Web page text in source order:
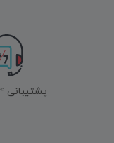
پشتیبانی ۲۴ ساعته